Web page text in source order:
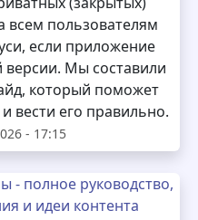
всем пользователям
если приложение
версии. Мы составили
который поможет
вести его правильно.
- 17:15